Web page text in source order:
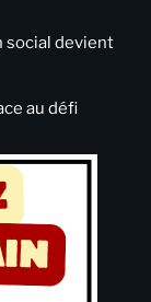
social devient
au défi